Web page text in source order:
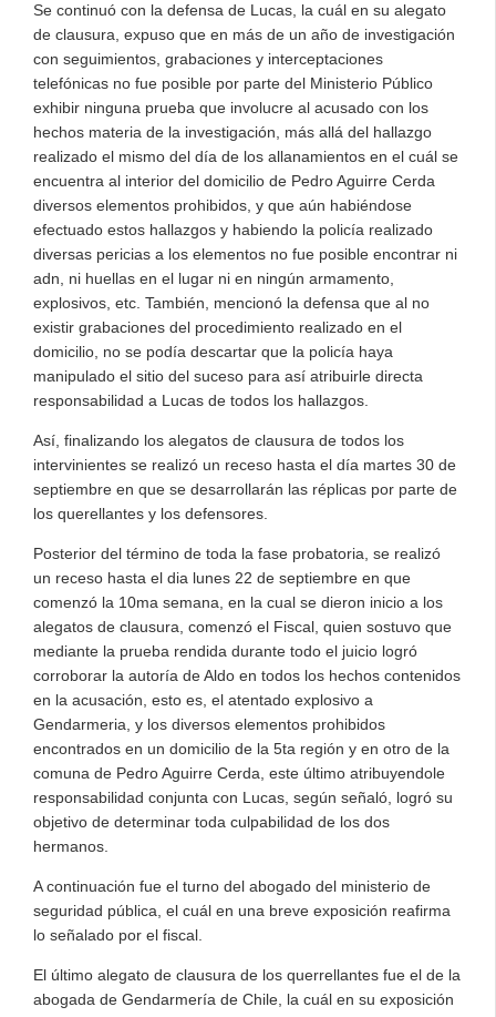
Se continuó con la defensa de Lucas, la cuál en su alegato
de clausura, expuso que en más de un año de investigación
con seguimientos, grabaciones y interceptaciones
telefónicas no fue posible por parte del Ministerio Público
exhibir ninguna prueba que involucre al acusado con los
hechos materia de la investigación, más allá del hallazgo
realizado el mismo del día de los allanamientos en el cuál se
encuentra al interior del domicilio de Pedro Aguirre Cerda
diversos elementos prohibidos, y que aún habiéndose
efectuado estos hallazgos y habiendo la policía realizado
diversas pericias a los elementos no fue posible encontrar ni
adn, ni huellas en el lugar ni en ningún armamento,
explosivos, etc. También, mencionó la defensa que al no
existir grabaciones del procedimiento realizado en el
domicilio, no se podía descartar que la policía haya
manipulado el sitio del suceso para así atribuirle directa
responsabilidad a Lucas de todos los hallazgos.
Así, finalizando los alegatos de clausura de todos los
intervinientes se realizó un receso hasta el día martes 30 de
septiembre en que se desarrollarán las réplicas por parte de
los querellantes y los defensores.
Posterior del término de toda la fase probatoria, se realizó
un receso hasta el dia lunes 22 de septiembre en que
comenzó la 10ma semana, en la cual se dieron inicio a los
alegatos de clausura, comenzó el Fiscal, quien sostuvo que
mediante la prueba rendida durante todo el juicio logró
corroborar la autoría de Aldo en todos los hechos contenidos
en la acusación, esto es, el atentado explosivo a
Gendarmeria, y los diversos elementos prohibidos
encontrados en un domicilio de la 5ta región y en otro de la
comuna de Pedro Aguirre Cerda, este último atribuyendole
responsabilidad conjunta con Lucas, según señaló, logró su
objetivo de determinar toda culpabilidad de los dos
hermanos.
A continuación fue el turno del abogado del ministerio de
seguridad pública, el cuál en una breve exposición reafirma
lo señalado por el fiscal.
El último alegato de clausura de los querrellantes fue el de la
abogada de Gendarmería de Chile, la cuál en su exposición